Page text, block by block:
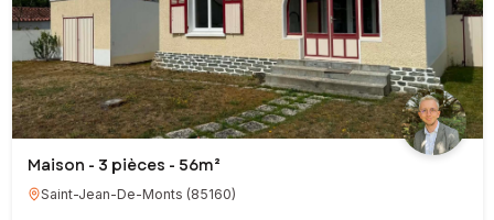
Maison - 3 pièces - 56m²
Saint-Jean-De-Monts (85160)